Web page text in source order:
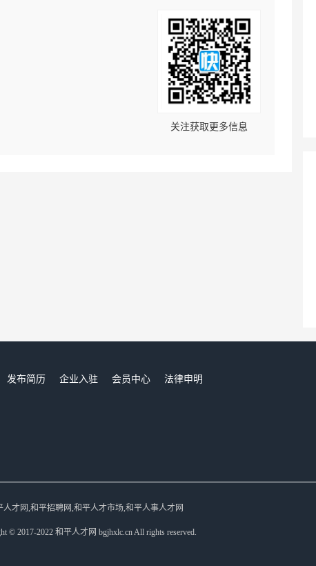
关注获取更多信息
发布简历 企业入驻 会员中心
法律申明
人才网,和平招聘网,和平人才市场,和平人事人才网
© 2017-2022 和平人才网 bgjhxlc.cn All rights reserved.